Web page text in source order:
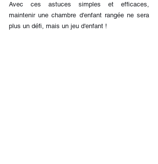
Avec ces astuces simples et efficaces,
maintenir une chambre d'enfant rangée ne sera
plus un défi, mais un jeu d'enfant !